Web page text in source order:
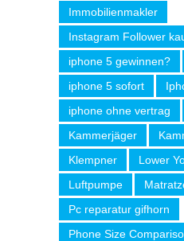
Immobilienmakler
Instagram Follower
iphone 5 gewinnen?
iphone 5 sofort
iphone ohne vertrag
Kammerjäger
Klempner
Lower
Luftpumpe
Pc reparatur gifhorn
Phone Size